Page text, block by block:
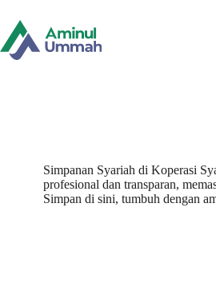
content
Simpanan Syariah di Koperasi
profesional dan transparan,
Simpan di sini, tumbuh dengan